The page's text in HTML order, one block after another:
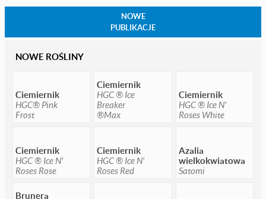
NOWE
PUBLIKACJE
NOWE ROŚLINY
Ciemiernik
HGC® Pink
Frost
Ciemiernik
HGC ® Ice
Breaker
®Max
Ciemiernik
HGC ® Ice N'
Roses White
Ciemiernik
HGC ® Ice N'
Roses Rose
Ciemiernik
HGC ® Ice N'
Roses Red
Azalia
wielkokwiatowa
Satomi
Brunera